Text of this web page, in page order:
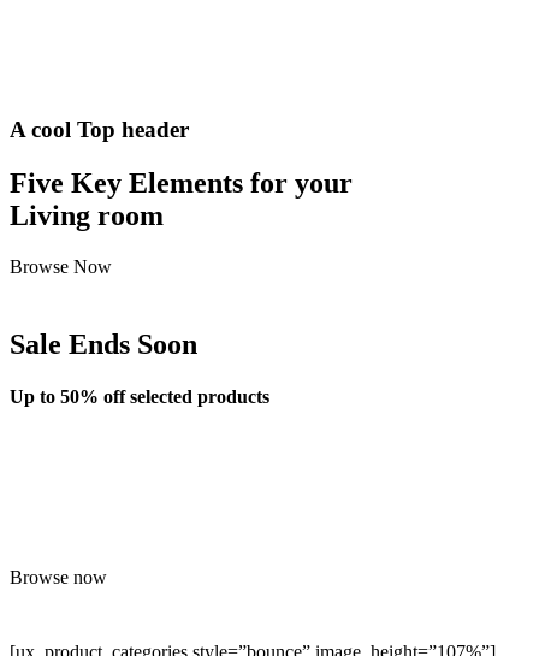
A cool Top header
Five Key Elements for your
Living room
Browse Now
Sale Ends Soon
Up to 50% offselected products
Browse now
[ux_product_categories style=”bounce” image_height=”107%”]